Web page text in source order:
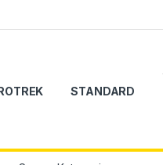
STANDARD